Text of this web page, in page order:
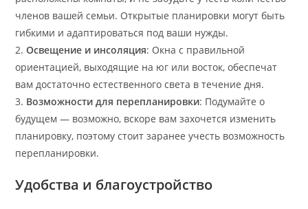
членов вашей семьи. Открытые планировки могут быть
гибкими и адаптироваться под ваши нужды.
2.Освещение и инсоляция: Окна с правильной
ориентацией, выходящие на юг или восток, обеспечат
вам достаточно естественного света в течение дня.
3. Возможности для перепланировки: Подумайте о
будущем — возможно, вскоре вам захочется изменить
планировку, поэтому стоит заранее учесть возможность
перепланировки.
Удобства и благоустройство